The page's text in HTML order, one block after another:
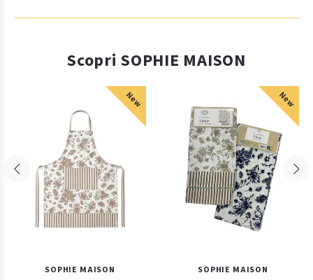
Scopri SOPHIE MAISON
New
SOPHIE MAISON
New
SOPHIE MAISON